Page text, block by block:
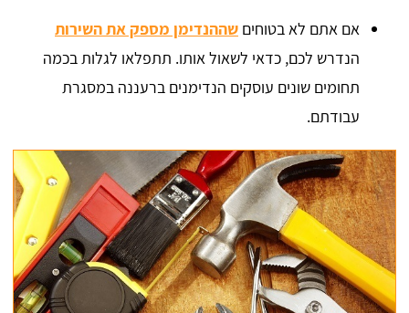
אם אתם לא בטוחים שההנדימן מספק את השירות
הנדרש לכם, כדאי לשאול אותו. תתפלאו לגלות בכמה
תחומים שונים עוסקים הנדימנים ברעננה במסגרת
עבודתם.